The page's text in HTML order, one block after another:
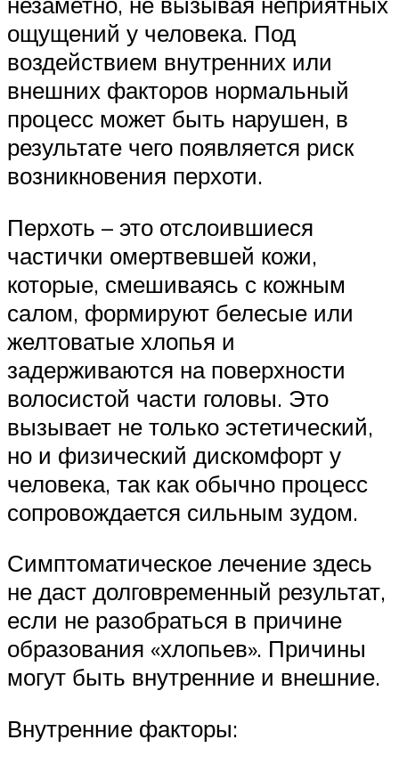
ощущений у человека. Под
воздействием внутренних или
внешних факторов нормальный
процесс может быть нарушен, в
результате чего появляется риск
возникновения перхоти.
Перхоть – это отслоившиеся
частички омертвевшей кожи,
которые, смешиваясь с кожным
салом, формируют белесые или
желтоватые хлопья и
задерживаются на поверхности
волосистой части головы. Это
вызывает не только эстетический,
но и физический дискомфорт у
человека, так как обычно процесс
сопровождается сильным зудом.
Симптоматическое лечение здесь
не даст долговременный результат,
если не разобраться в причине
образования «хлопьев». Причины
могут быть внутренние и внешние.
Внутренние факторы: